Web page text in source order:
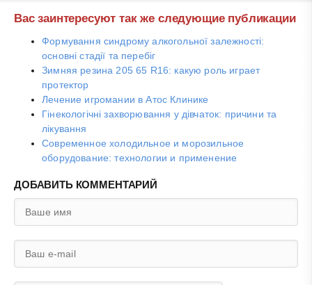
Вас заинтересуют так же следующие публикации
Формування синдрому алкогольної залежності:
основні стадії та перебіг
Зимняя резина 205 65 R16: какую роль играет
протектор
Лечение игромании в Атос Клинике
Гінекологічні захворювання у дівчаток: причини та
лікування
Современное холодильное и морозильное
оборудование: технологии и применение
ДОБАВИТЬ КОММЕНТАРИЙ